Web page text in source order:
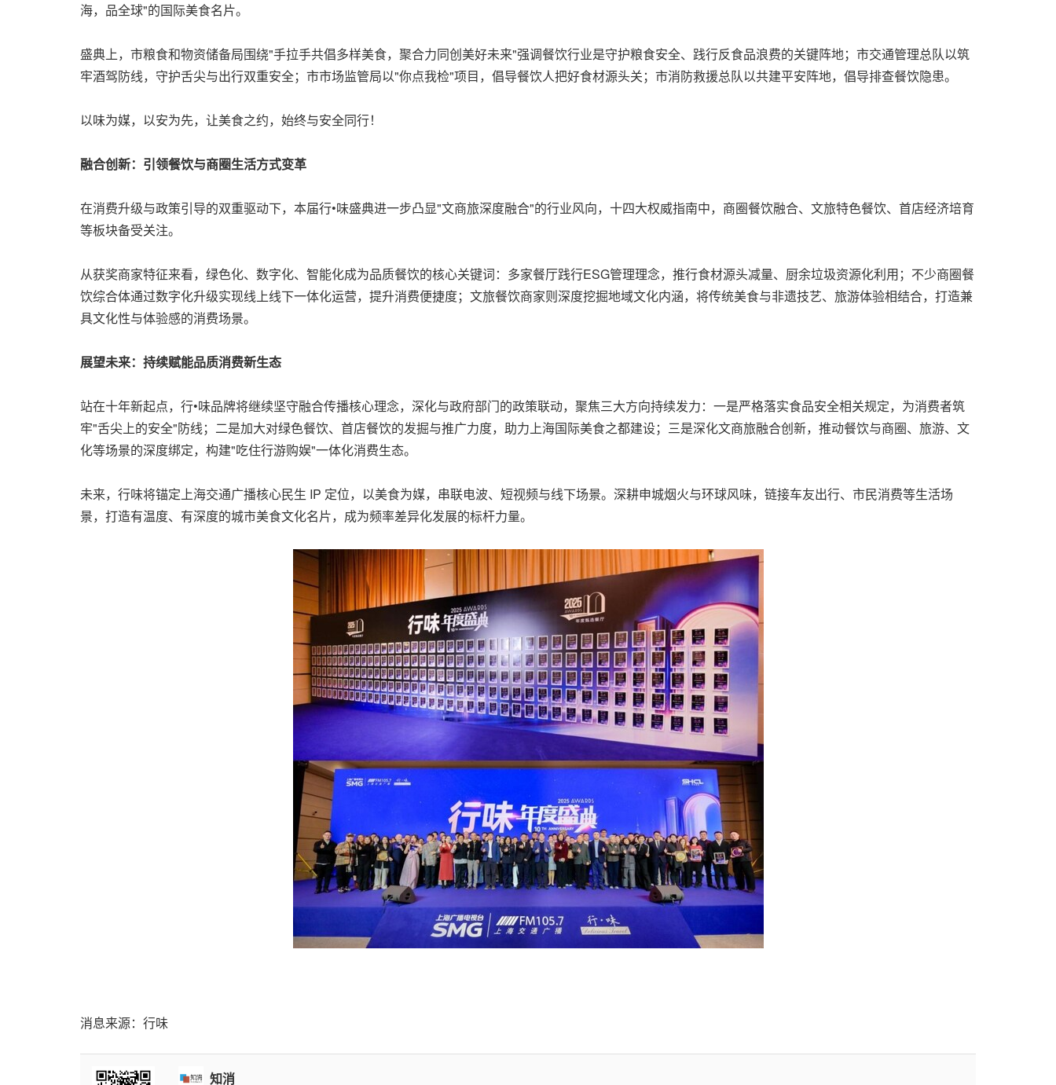
海，品全球"的国际美食名片。
盛典上，市粮食和物资储备局围绕"手拉手共倡多样美食，聚合力同创美好未来"强调餐饮行业是守护粮食安全、践行反食品浪费的关键阵地；市交通管理总队以筑
牢酒驾防线，守护舌尖与出行双重安全；市市场监管局以"你点我检"项目，倡导餐饮人把好食材源头关；市消防救援总队以共建平安阵地，倡导排查餐饮隐患。
以味为媒，以安为先，让美食之约，始终与安全同行！
融合创新：引领餐饮与商圈生活方式变革
在消费升级与政策引导的双重驱动下，本届行•味盛典进一步凸显"文商旅深度融合"的行业风向，十四大权威指南中，商圈餐饮融合、文旅特色餐饮、首店经济培育
等板块备受关注。
从获奖商家特征来看，绿色化、数字化、智能化成为品质餐饮的核心关键词：多家餐厅践行ESG管理理念，推行食材源头减量、厨余垃圾资源化利用；不少商圈餐
饮综合体通过数字化升级实现线上线下一体化运营，提升消费便捷度；文旅餐饮商家则深度挖掘地域文化内涵，将传统美食与非遗技艺、旅游体验相结合，打造兼
具文化性与体验感的消费场景。
展望未来：持续赋能品质消费新生态
站在十年新起点，行•味品牌将继续坚守融合传播核心理念，深化与政府部门的政策联动，聚焦三大方向持续发力：一是严格落实食品安全相关规定，为消费者筑
牢"舌尖上的安全"防线；二是加大对绿色餐饮、首店餐饮的发掘与推广力度，助力上海国际美食之都建设；三是深化文商旅融合创新，推动餐饮与商圈、旅游、文
化等场景的深度绑定，构建"吃住行游购娱"一体化消费生态。
未来，行味将锚定上海交通广播核心民生 IP 定位，以美食为媒，串联电波、短视频与线下场景。深耕申城烟火与环球风味，链接车友出行、市民消费等生活场
景，打造有温度、有深度的城市美食文化名片，成为频率差异化发展的标杆力量。
消息来源：行味
知消